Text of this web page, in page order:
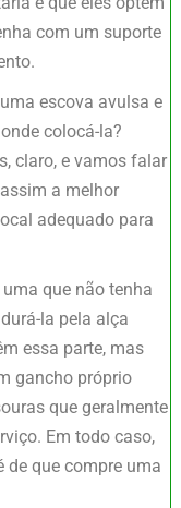
com um suporte
escova avulsa e
colocá-la?
claro, e vamos falar
a melhor
adequado para
que não tenha
la pela alça
essa parte, mas
gancho próprio
que geralmente
Em todo caso,
de que compre uma